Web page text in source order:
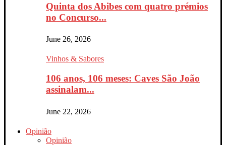
Quinta dos Abibes com quatro prémios
no Concurso...
June 26, 2026
Vinhos & Sabores
106 anos, 106 meses: Caves São João
assinalam...
June 22, 2026
Opinião
Opinião